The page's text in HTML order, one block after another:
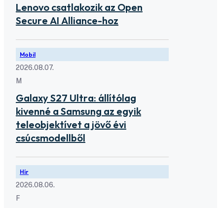
Lenovo csatlakozik az Open
Secure AI Alliance-hoz
Mobil
2026.08.07.
M
Galaxy S27 Ultra: állítólag
kivenné a Samsung az egyik
teleobjektívet a jövő évi
csúcsmodellből
Hír
2026.08.06.
F